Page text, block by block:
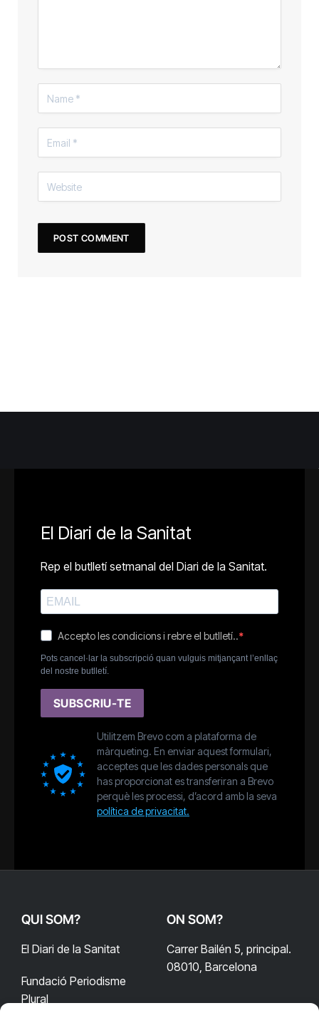
El Diari de la Sanitat
Rep el butlletí setmanal del Diari de la Sanitat.
Accepto les condicions i rebre el butlletí..
Pots cancel·lar la subscripció quan vulguis mitjançant l’enllaç
del nostre butlletí.
SUBSCRIU-TE
Utilitzem Brevo com a plataforma de
màrqueting. En enviar aquest formulari,
acceptes que les dades personals que
has proporcionat es transferiran a Brevo
perquè les processi, d’acord amb la seva
política de privacitat.
QUI SOM?
El Diari de la Sanitat
Fundació Periodisme
Plural
ON SOM?
Carrer Bailén 5, principal.
08010, Barcelona